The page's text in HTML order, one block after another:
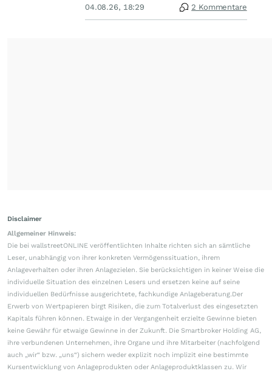
04.08.26, 18:29 2 Kommentare
Disclaimer
Allgemeiner Hinweis:
Die bei wallstreetONLINE veröffentlichten Inhalte richten sich an sämtliche
Leser, unabhängig von ihrer konkreten Vermögenssituation, ihrem
Anlageverhalten oder ihren Anlagezielen. Sie berücksichtigen in keiner Weise die
individuelle Situation des einzelnen Lesers und ersetzen keine auf seine
individuellen Bedürfnisse ausgerichtete, fachkundige Anlageberatung.Der
Erwerb von Wertpapieren birgt Risiken, die zum Totalverlust des eingesetzten
Kapitals führen können. Etwaige in der Vergangenheit erzielte Gewinne bieten
keine Gewähr für etwaige Gewinne in der Zukunft. Die Smartbroker Holding AG,
ihre verbundenen Unternehmen, ihre Organe und ihre Mitarbeiter (nachfolgend
auch „wir“ bzw. „uns“) sichern weder explizit noch implizit eine bestimmte
Kursentwicklung von Anlageprodukten oder Anlageproduktklassen zu. Wir